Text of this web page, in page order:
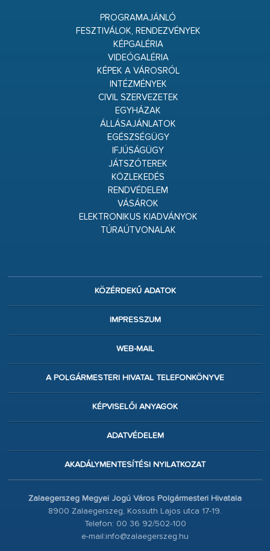
PROGRAMAJÁNLÓ
FESZTIVÁLOK, RENDEZVÉNYEK
KÉPGALÉRIA
VIDEÓGALÉRIA
KÉPEK A VÁROSRÓL
INTÉZMÉNYEK
CIVIL SZERVEZETEK
EGYHÁZAK
ÁLLÁSAJÁNLATOK
EGÉSZSÉGÜGY
IFJÚSÁGÜGY
JÁTSZÓTEREK
KÖZLEKEDÉS
RENDVÉDELEM
VÁSÁROK
ELEKTRONIKUS KIADVÁNYOK
TÚRAÚTVONALAK
KÖZÉRDEKŰ ADATOK
IMPRESSZUM
WEB-MAIL
A POLGÁRMESTERI HIVATAL TELEFONKÖNYVE
KÉPVISELŐI ANYAGOK
ADATVÉDELEM
AKADÁLYMENTESÍTÉSI NYILATKOZAT
Zalaegerszeg Megyei Jogú Város Polgármesteri Hivatala
8900 Zalaegerszeg, Kossuth Lajos utca 17-19.
Telefon: 00 36 92/502-100
e-mail:info@zalaegerszeg.hu